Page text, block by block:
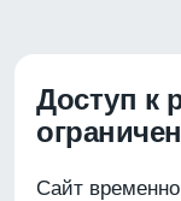
Доступ к
ограничен
Сайт